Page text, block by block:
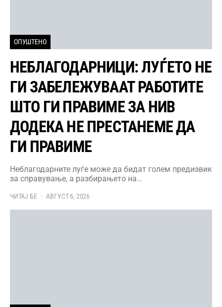
ОПУШТЕНО
НЕБЛАГОДАРНИЦИ: ЛУЃЕТО НЕ
ГИ ЗАБЕЛЕЖУВААТ РАБОТИТЕ
ШТО ГИ ПРАВИМЕ ЗА НИВ
ДОДЕКА НЕ ПРЕСТАНЕМЕ ДА
ГИ ПРАВИМЕ
Неблагодарните луѓе може да бидат голем предизвик
за справување, а разбирањето на…
ЧИТАЈ БЕ АВГУСТ 6, 2026